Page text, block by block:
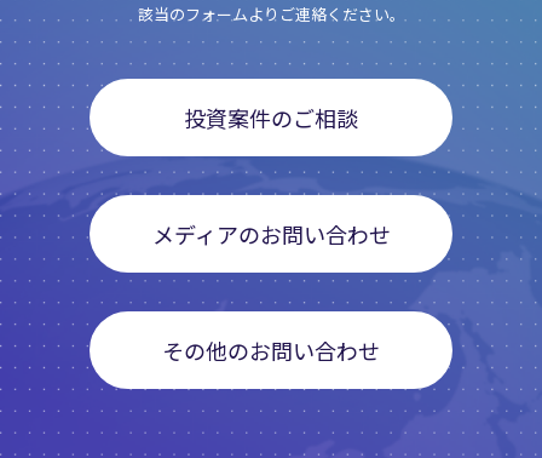
該当のフォームよりご連絡ください。
投資案件のご相談
メディアのお問い合わせ
その他のお問い合わせ